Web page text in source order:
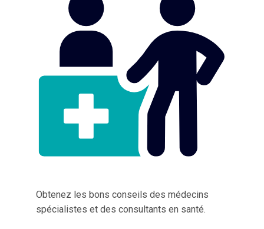
Obtenez les bons conseils des médecins
spécialistes et des consultants en santé.